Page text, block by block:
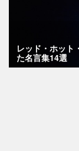
レッド・ホット
た名言集14選